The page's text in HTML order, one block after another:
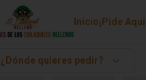
Inicio¡Pide
¿Dónde quieres pedir?